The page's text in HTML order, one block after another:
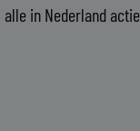
in Nederland